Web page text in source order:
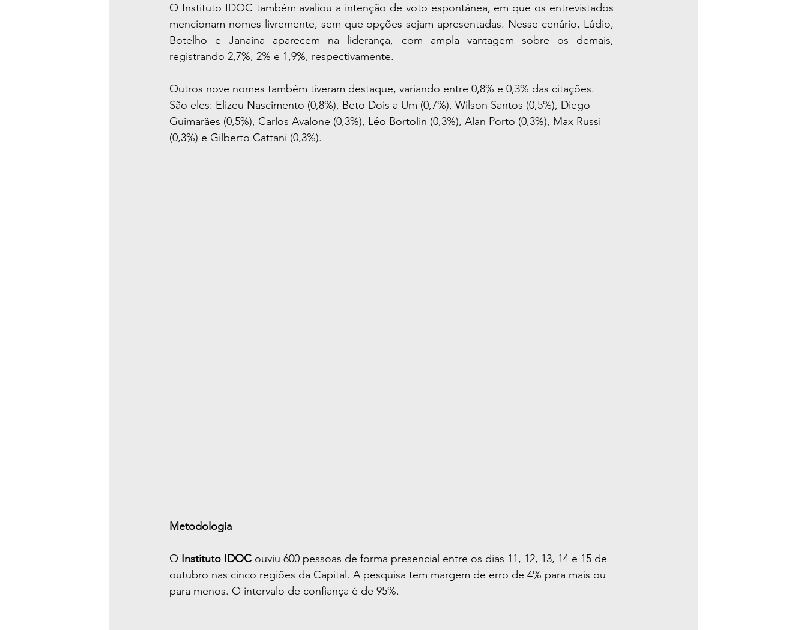
O Instituto IDOC também avaliou a intenção de voto espontânea, em que os entrevistados
mencionam nomes livremente, sem que opções sejam apresentadas. Nesse cenário, Lúdio,
Botelho e Janaina aparecem na liderança, com ampla vantagem sobre os demais,
registrando 2,7%, 2% e 1,9%, respectivamente.
Outros nove nomes também tiveram destaque, variando entre 0,8% e 0,3% das citações.
São eles: Elizeu Nascimento (0,8%), Beto Dois a Um (0,7%), Wilson Santos (0,5%), Diego
Guimarães (0,5%), Carlos Avalone (0,3%), Léo Bortolin (0,3%), Alan Porto (0,3%), Max Russi
(0,3%) e Gilberto Cattani (0,3%).
Metodologia
O Instituto IDOC ouviu 600 pessoas de forma presencial entre os dias 11, 12, 13, 14 e 15 de
outubro nas cinco regiões da Capital. A pesquisa tem margem de erro de 4% para mais ou
para menos. O intervalo de confiança é de 95%.